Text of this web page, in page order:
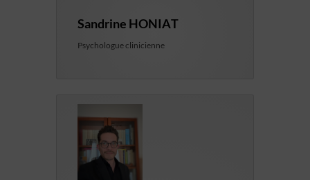
Sandrine HONIAT
Psychologue clinicienne